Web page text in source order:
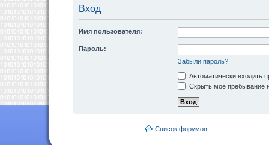
Вход
Имя пользователя:
Пароль:
Забыли пароль?
Автоматически входить
Скрыть моё пребывание
Список форумов